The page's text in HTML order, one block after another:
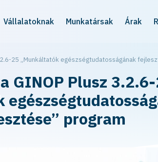
Vállalatoknak Munkatársak Árak
25 „Munkáltatók egészségtudatosságának
GINOP Plusz
program